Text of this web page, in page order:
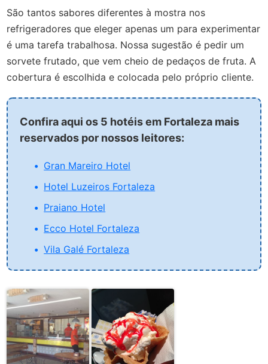
São tantos sabores diferentes à mostra nos
refrigeradores que eleger apenas um para experimentar
é uma tarefa trabalhosa. Nossa sugestão é pedir um
sorvete frutado, que vem cheio de pedaços de fruta. A
cobertura é escolhida e colocada pelo próprio cliente.
Confira aqui os 5 hotéis em Fortaleza mais
reservados por nossos leitores:
Gran Mareiro Hotel
Hotel Luzeiros Fortaleza
Praiano Hotel
Ecco Hotel Fortaleza
Vila Galé Fortaleza